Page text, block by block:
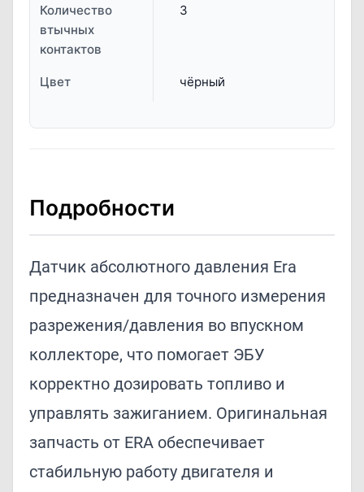
Количество
втычных
контактов
3
Цвет чёрный
Подробности
Датчик абсолютного давления Era
предназначен для точного измерения
разрежения/давления во впускном
коллекторе, что помогает ЭБУ
корректно дозировать топливо и
управлять зажиганием. Оригинальная
запчасть от ERA обеспечивает
стабильную работу двигателя и